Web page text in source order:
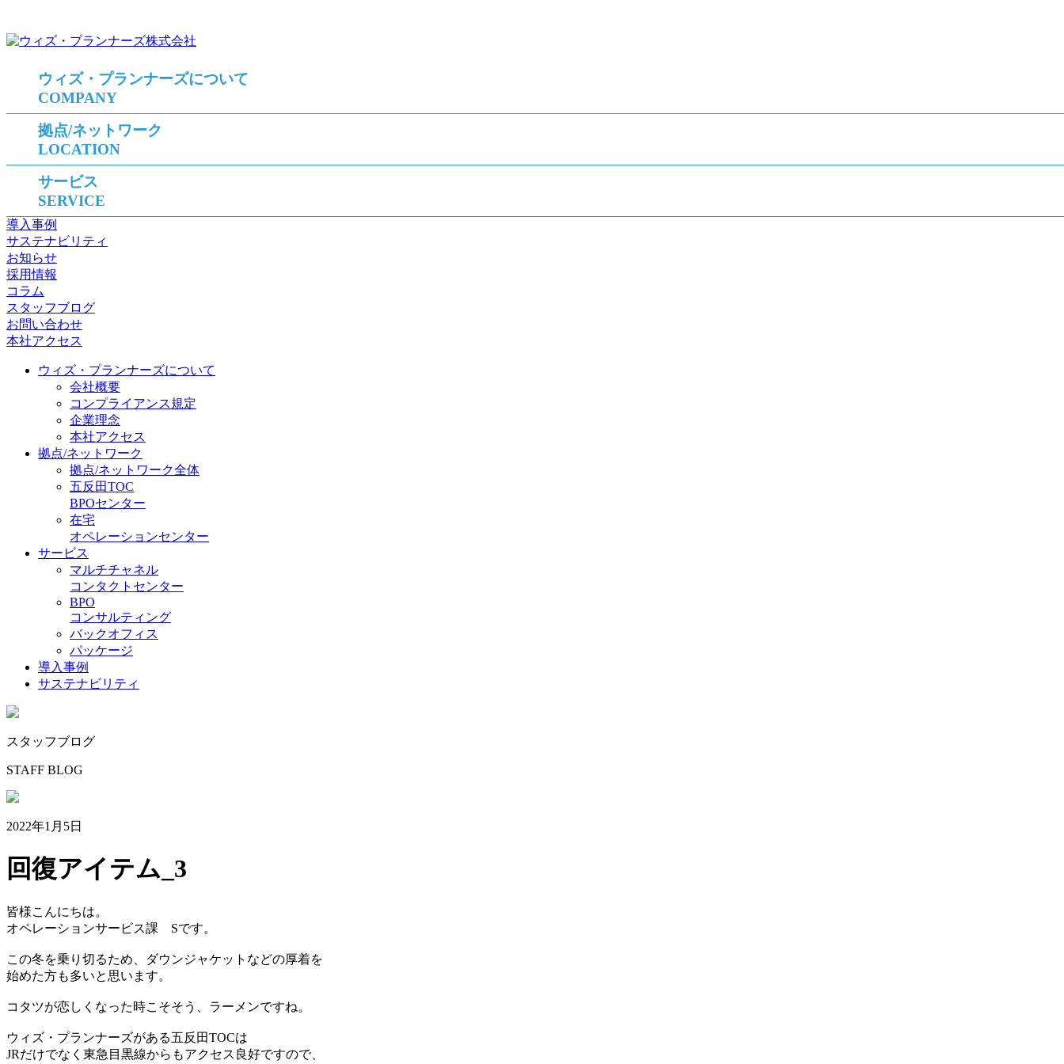
ウィズ・プランナーズについて
COMPANY
拠点/ネットワーク
LOCATION
サービス
SERVICE
導入事例
サステナビリティ
お知らせ
採用情報
コラム
スタッフブログ
お問い合わせ
本社アクセス
ウィズ・プランナーズについて
会社概要
コンプライアンス規定
企業理念
本社アクセス
拠点/ネットワーク
拠点/ネットワーク全体
五反田TOC
BPOセンター
在宅
オペレーションセンター
サービス
マルチチャネル
コンタクトセンター
BPO
コンサルティング
バックオフィス
パッケージ
導入事例
サステナビリティ
スタッフブログ
STAFF BLOG
2022年1月5日
回復アイテム_3
皆様こんにちは。
オペレーションサービス課 Sです。
この冬を乗り切るため、ダウンジャケットなどの厚着を
始めた方も多いと思います。
コタツが恋しくなった時こそそう、ラーメンですね。
ウィズ・プランナーズがある五反田TOCは
JRだけでなく東急目黒線からもアクセス良好ですので、